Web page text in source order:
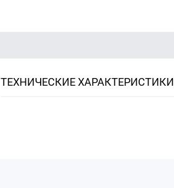
ТЕХНИЧЕСКИЕ ХАРАКТЕРИСТИКИ